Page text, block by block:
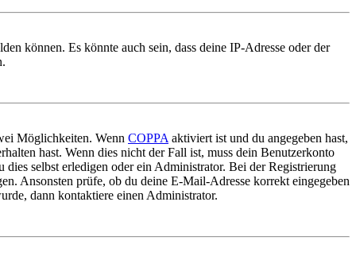
können. Es könnte auch sein, dass deine IP-Adresse oder der
Möglichkeiten. Wenn COPPA aktiviert ist und du angegeben hast,
hast. Wenn dies nicht der Fall ist, muss dein Benutzerkonto
selbst erledigen oder ein Administrator. Bei der Registrierung
Ansonsten prüfe, ob du deine E-Mail-Adresse korrekt eingegeben
dann kontaktiere einen Administrator.